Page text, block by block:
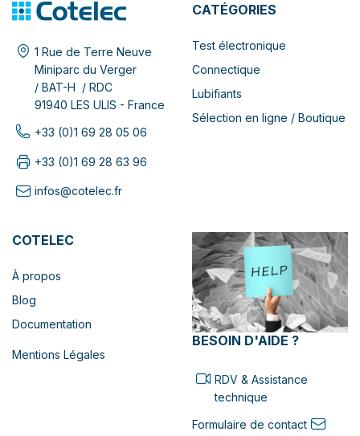
1 Rue de Terre Neuve
Miniparc du Verger
/ BAT-H / RDC
91940 LES ULIS - France
+33 (0)1 69 28 05 06
+33 (0)1 69 28 63 96
infos@cotelec.fr
CATÉGORIES
Test électronique
Connectique
Lubifiants
Sélection en ligne / Boutique
COTELEC
À propos
Blog
Documentation
Mentions Légales
BESOIN D'AIDE ?
RDV & Assistance
technique
Formulaire de contact